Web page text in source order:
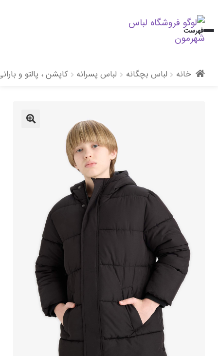
پرش
به
پرش
به
فهرست
خانه لباس بچگانه لباس پسرانه کاپشن ، پالتو و